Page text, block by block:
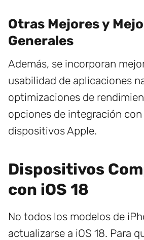
Otras Mejores y
Generales
Además, se incorporan
usabilidad de aplicaciones
optimizaciones de
opciones de integración
dispositivos Apple.
Dispositivos
con iOS 18
No todos los modelos de
actualizarse a iOS 18. Para